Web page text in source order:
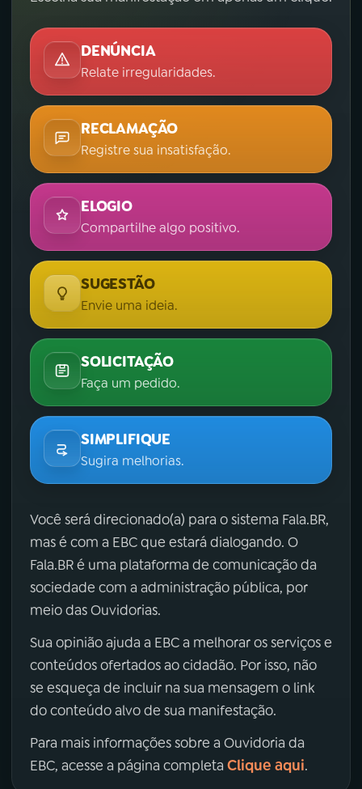
DENÚNCIA
Relate irregularidades.
RECLAMAÇÃO
Registre sua insatisfação.
ELOGIO
Compartilhe algo positivo.
SUGESTÃO
Envie uma ideia.
SOLICITAÇÃO
Faça um pedido.
SIMPLIFIQUE
Sugira melhorias.
Você será direcionado(a) para o sistema Fala.BR,
mas é com a EBC que estará dialogando. O
Fala.BR é uma plataforma de comunicação da
sociedade com a administração pública, por
meio das Ouvidorias.
Sua opinião ajuda a EBC a melhorar os serviços e
conteúdos ofertados ao cidadão. Por isso, não
se esqueça de incluir na sua mensagem o link
do conteúdo alvo de sua manifestação.
Para mais informações sobre a Ouvidoria da
EBC, acesse a página completa Clique aqui.